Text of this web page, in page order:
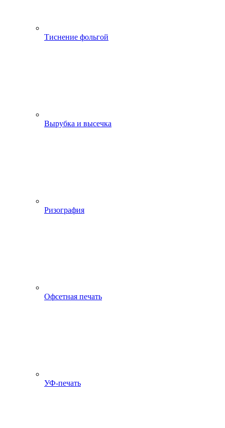
Тиснение фольгой
Вырубка и высечка
Ризография
Офсетная печать
УФ-печать